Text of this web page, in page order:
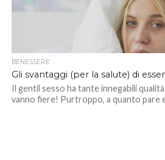
BENESSERE
Gli svantaggi (per la salute) di
Il gentil sesso ha tante innegabili
vanno fiere! Purtroppo, a quanto pare